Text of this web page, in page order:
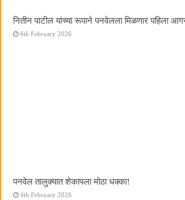
नितीन पाटील यांच्या रूपाने पनवेलला मिळणार पहिला
6th February 2026
पनवेल तालुक्यात शेकापला मोठा धक्का!
4th February 2026